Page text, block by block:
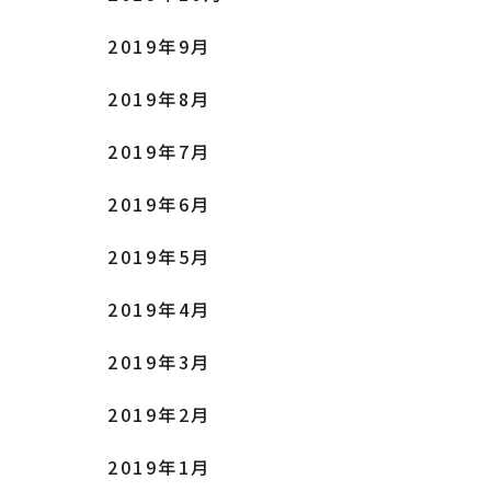
2019年9月
2019年8月
2019年7月
2019年6月
2019年5月
2019年4月
2019年3月
2019年2月
2019年1月